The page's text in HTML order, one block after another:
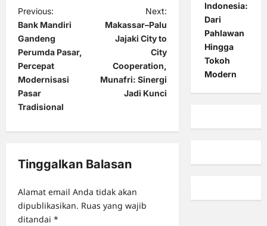
P
o
s
t
n
a
g
t
i
Previous:
Bank Mandiri
Gandeng
Perumda Pasar,
Percepat
Modernisasi
Pasar
Tradisional
Next:
Makassar–Palu
Jajaki City to
City
Cooperation,
Munafri: Sinergi
Jadi Kunci
Tinggalkan Balasan
Alamat email Anda tidak akan
dipublikasikan. Ruas yang wajib
ditandai *
Indonesia:
Dari
Pahlawan
Hingga
Tokoh
Modern